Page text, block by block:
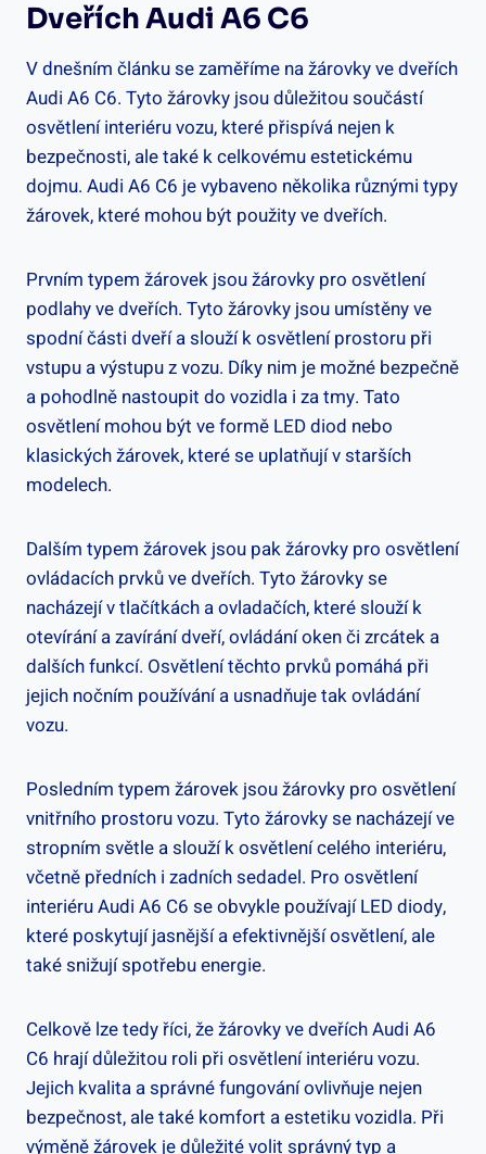
Dveřích Audi A6 C6
V dnešním článku se zaměříme na žárovky ve dveřích
Audi A6 C6. Tyto žárovky jsou důležitou součástí
osvětlení interiéru vozu, které přispívá nejen k
bezpečnosti, ale také k celkovému estetickému
dojmu. Audi A6 C6 je vybaveno několika různými typy
žárovek, které mohou být použity ve dveřích.
Prvním typem žárovek jsou žárovky pro osvětlení
podlahy ve dveřích. Tyto žárovky jsou umístěny ve
spodní části dveří a slouží k osvětlení prostoru při
vstupu a výstupu z vozu. Díky nim je možné bezpečně
a pohodlně nastoupit do vozidla i za tmy. Tato
osvětlení mohou být ve formě LED diod nebo
klasických žárovek, které se uplatňují v starších
modelech.
Dalším typem žárovek jsou pak žárovky pro osvětlení
ovládacích prvků ve dveřích. Tyto žárovky se
nacházejí v tlačítkách a ovladačích, které slouží k
otevírání a zavírání dveří, ovládání oken či zrcátek a
dalších funkcí. Osvětlení těchto prvků pomáhá při
jejich nočním používání a usnadňuje tak ovládání
vozu.
Posledním typem žárovek jsou žárovky pro osvětlení
vnitřního prostoru vozu. Tyto žárovky se nacházejí ve
stropním světle a slouží k osvětlení celého interiéru,
včetně předních i zadních sedadel. Pro osvětlení
interiéru Audi A6 C6 se obvykle používají LED diody,
které poskytují jasnější a efektivnější osvětlení, ale
také snižují spotřebu energie.
Celkově lze tedy říci, že žárovky ve dveřích Audi A6
C6 hrají důležitou roli při osvětlení interiéru vozu.
Jejich kvalita a správné fungování ovlivňuje nejen
bezpečnost, ale také komfort a estetiku vozidla. Při
výměně žárovek je důležité volit správný typ a